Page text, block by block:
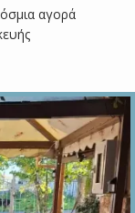
αγορά